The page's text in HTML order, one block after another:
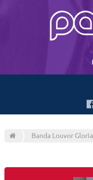
Banda Louvor Gloria